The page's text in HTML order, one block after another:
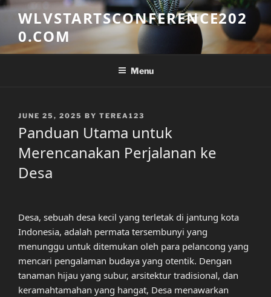
Skip
content
WLVSTARTSCONFERENCE202
0.COM
Menu
POSTED
JUNE 25, 2025 BY TEREA123
Panduan Utama untuk
Merencanakan Perjalanan ke
Desa
Desa, sebuah desa kecil yang terletak di jantung kota
Indonesia, adalah permata tersembunyi yang
menunggu untuk ditemukan oleh para pelancong yang
mencari pengalaman budaya yang otentik. Dengan
tanaman hijau yang subur, arsitektur tradisional, dan
keramahtamahan yang hangat, Desa menawarkan